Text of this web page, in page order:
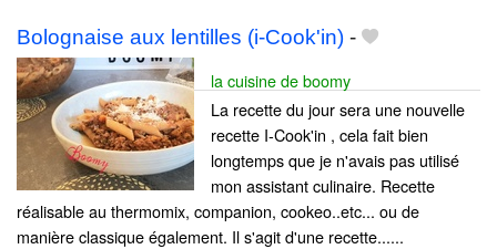
Bolognaise aux lentilles (i-Cook'in) -
la cuisine de boomy
La recette du jour sera une nouvelle
recette I-Cook'in , cela fait bien
longtemps que je n'avais pas utilisé
mon assistant culinaire. Recette
réalisable au thermomix, companion, cookeo..etc... ou de
manière classique également. Il s'agit d'une recette......